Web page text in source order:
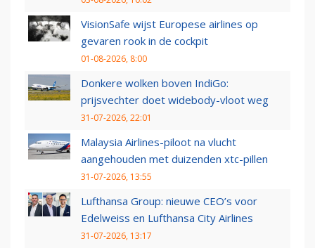
VisionSafe wijst Europese airlines op
gevaren rook in de cockpit
01-08-2026, 8:00
Donkere wolken boven IndiGo:
prijsvechter doet widebody-vloot weg
31-07-2026, 22:01
Malaysia Airlines-piloot na vlucht
aangehouden met duizenden xtc-pillen
31-07-2026, 13:55
Lufthansa Group: nieuwe CEO’s voor
Edelweiss en Lufthansa City Airlines
31-07-2026, 13:17